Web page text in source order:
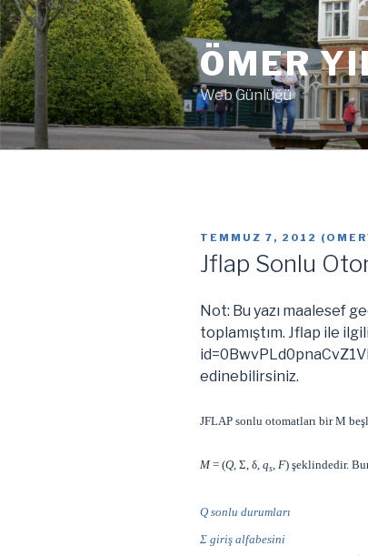
İçeriğe
geç
ÖMER
Web Günlüğü
YAYIM
TARIHI
TEMMUZ 7, 2012 (
Jflap Sonlu
Not: Bu yazı maalesef
toplamıştım. Jflap ile
edinebilirsiniz.
JFLAP sonlu otomatları bir M
M= (Q, Σ, δ, qs, F) şeklindedir.
Qsonlu durumları
Σ giriş alfabesini